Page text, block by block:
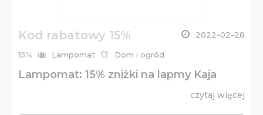
Kod rabatowy 15% 2022-02-28
15% Lampomat Dom i ogród
Lampomat: 15% zniżki na lapmy Kaja
czytaj więcej